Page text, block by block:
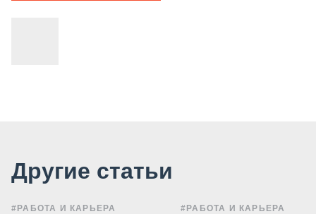
Другие статьи
#РАБОТА И КАРЬЕРА #РАБОТА И КАРЬЕРА